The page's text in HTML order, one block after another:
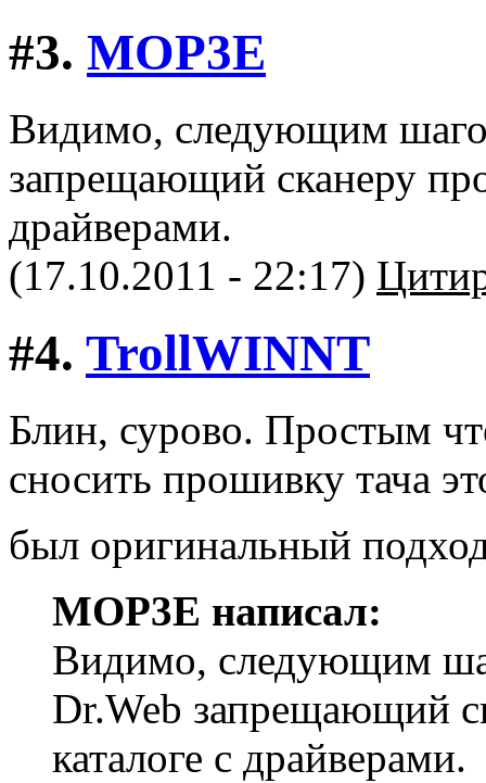
#3. MOP3E
Видимо, следующим
запрещающий сканеру
драйверами.
(17.10.2011 - 22:17)
#4. TrollWINNT
Блин, сурово. Простым
сносить прошивку тача
был оригинальный
MOP3E написал:
Видимо, следующим
Dr.Web запрещающий
каталоге с драйверами.